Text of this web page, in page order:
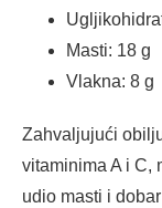
Masti: 18 g
Vlakna: 8 g
Zahvaljujući
vitaminima A i C,
udio masti i